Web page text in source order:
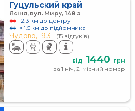
Гуцульский край
Ясіня, вул. Миру, 148 а
12.3 км до центру
≈ 1.5 км до підйомника
Чудово, 9.3 (15 відгуків)
від 1440 грн
за 1 ніч, 2-місний номер